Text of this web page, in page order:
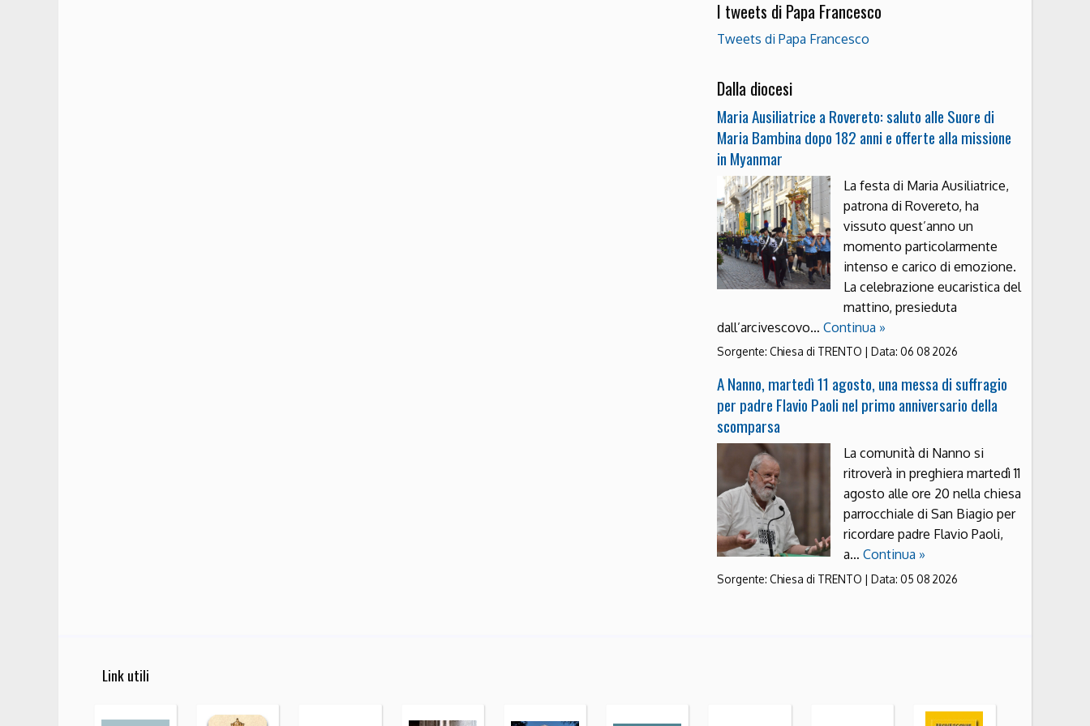
I tweets di Papa Francesco
Tweets di Papa Francesco
Dalla diocesi
Maria Ausiliatrice a Rovereto: saluto alle Suore di
Maria Bambina dopo 182 anni e offerte alla missione
in Myanmar
La festa di Maria Ausiliatrice,
patrona di Rovereto, ha
vissuto quest’anno un
momento particolarmente
intenso e carico di emozione.
La celebrazione eucaristica del
mattino, presieduta
dall’arcivescovo… Continua »
Sorgente: Chiesa di TRENTO | Data: 06 08 2026
A Nanno, martedì 11 agosto, una messa di suffragio
per padre Flavio Paoli nel primo anniversario della
scomparsa
La comunità di Nanno si
ritroverà in preghiera martedì 11
agosto alle ore 20 nella chiesa
parrocchiale di San Biagio per
ricordare padre Flavio Paoli,
a… Continua »
Sorgente: Chiesa di TRENTO | Data: 05 08 2026
Link utili